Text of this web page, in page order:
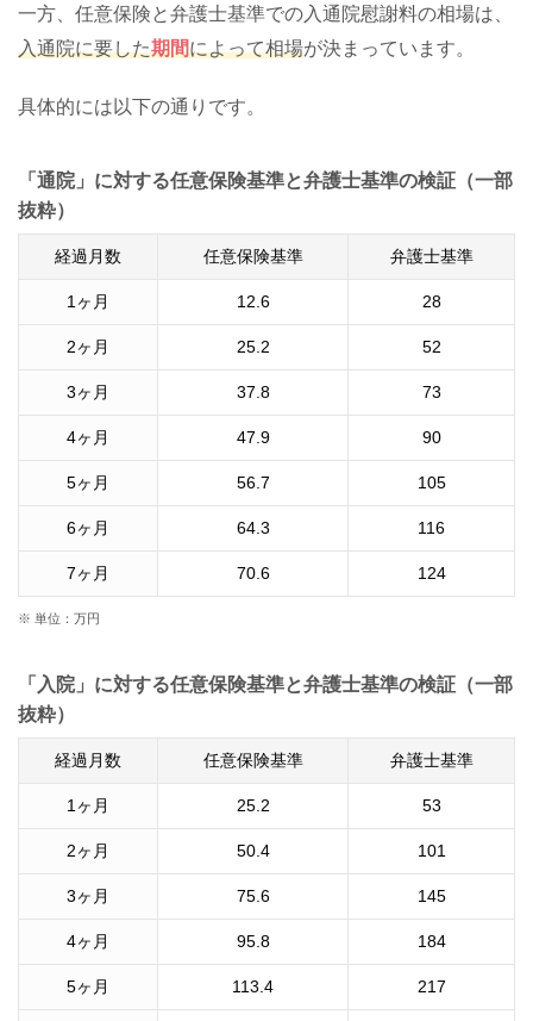
一方、任意保険と弁護士基準での入通院慰謝料の相場は、
入通院に要した期間によって相場が決まっています。
具体的には以下の通りです。
「通院」に対する任意保険基準と弁護士基準の検証（一部
抜粋）
経過月数 任意保険基準 弁護士基準
1 ヶ月 12.6 28
2ヶ月 25.2 52
3ヶ月 37.8 73
4ヶ月 47.9 90
5ヶ月 56.7 105
6ヶ月 64.3 116
7ヶ月 70.6 124
※ 単位：万円
「入院」に対する任意保険基準と弁護士基準の検証（一部
抜粋）
経過月数 任意保険基準 弁護士基準
1 ヶ月 25.2 53
2ヶ月 50.4 101
3ヶ月 75.6 145
4ヶ月 95.8 184
5ヶ月 113.4 217